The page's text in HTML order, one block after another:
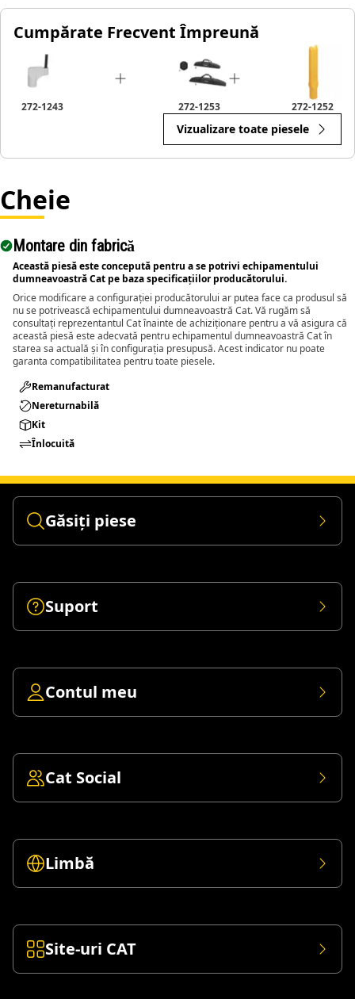
operation.
Applications:
The Ripper Tooth Pin Remover Tool is used to extract pins
from the ripper teeth assembly located on the rear of the
equipment, allowing for the replacement and maintenance
Cumpărate Frecvent Împreună
272-1243 272-1253 272-1252
Vizualizare toate piesele
Cheie
Montare din fabrică
Această piesă este concepută pentru a se potrivi echipamentului
dumneavoastră Cat pe baza specificațiilor producătorului.
Orice modificare a configurației producătorului ar putea face ca produsul să
nu se potrivească echipamentului dumneavoastră Cat. Vă rugăm să
consultați reprezentantul Cat înainte de achiziționare pentru a vă asigura că
această piesă este adecvată pentru echipamentul dumneavoastră Cat în
starea sa actuală și în configurația presupusă. Acest indicator nu poate
garanta compatibilitatea pentru toate piesele.
Remanufacturat​
Nereturnabilă
Kit
Înlocuită
Găsiți piese
Suport
Contul meu
Cat Social
Limbă
Site-uri CAT